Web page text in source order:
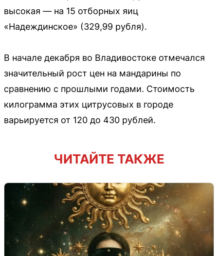
высокая — на 15 отборных яиц
«Надеждинское» (329,99 рубля).
В начале декабря во Владивостоке отмечался
значительный рост цен на мандарины по
сравнению с прошлыми годами. Стоимость
килограмма этих цитрусовых в городе
варьируется от 120 до 430 рублей.
ЧИТАЙТЕ ТАКЖЕ